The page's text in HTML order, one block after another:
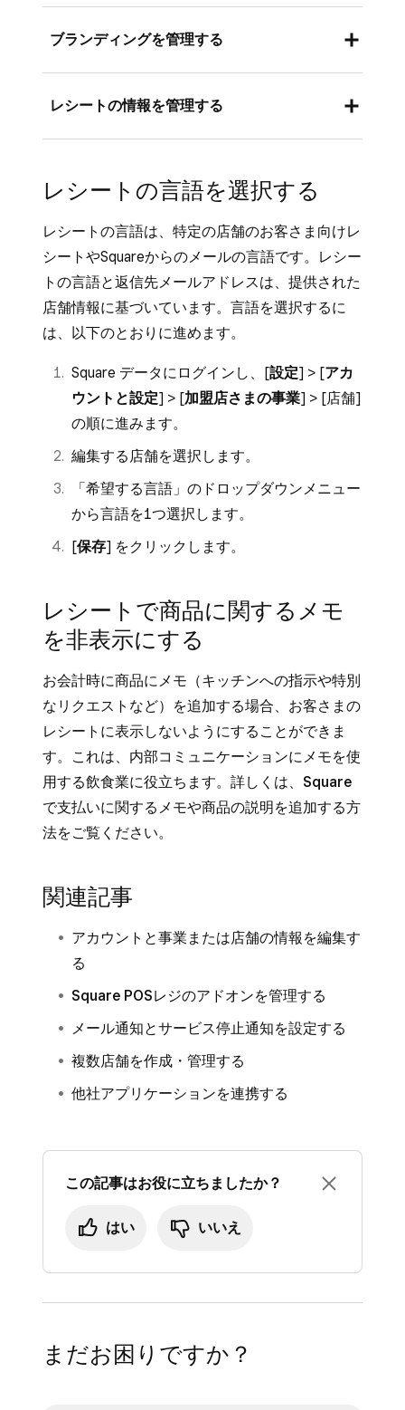
ブランディングを管理する
レシート、請求書、予約フロー、お会計画面な
Square データにログインし、[設定] > [
紹介] の順に移動します。
「ブランディング」で、[
+新規作成] をク
リックします。
[追加] を選択してフルサイズロゴやスモー
を選択します。[次へ] をクリックします。
[ レシート
] をクリックし、紙のレシートと
す。
POSレジ ] をクリックし、Square レジス
ターまたは モバイル のお客さま用の画面に
ブランディングを表示します。
をクリックし、メールまたは請求書の支払
いページでブランディングを確認します。
す。
ブランディングを適用する店舗を選択し、
公開 ] をクリックします。
ブランドのカラーやロゴを編集するには、作成
したブランディングセットの横にある鉛筆アイ
コンをクリックします。
る
ブランディングセットを作成したら、Square
レジスターのお客さま用の画面の表示設定を調
整できます。これを行うには、Square レジス
ターで [
設定 ] > [ ハードウェア ] > [お客さま用
業または店舗名を表示] や [ 待ち受け画面にプ
ロフィール画像を表示] をオンにできます。
レシートの情報を管理する
カウントと設定 ] > [支払い] > [レシート
「事業」で、[ 店舗を表示] をオンにする
と、レシートに店舗名が表示されます。
「連絡先」で、お客さまに提供可能な連絡
先情報を入力します。電話番号は自動的に
「追加のテキスト」で、[ 返品規則] または
[ カスタムテキスト
レシートの設定を確認し、[
紙のレシートから店舗の住所を削除するには、
以下のとおりに進めます。
カウントと設定] > [ マイビジネス ] > [ 店舗
の順に進みます。
クします。
事業または店舗の住所
] で、店舗の種類を
移動式店舗
] に変更します。
[保存] をクリックします。
レシートの言語を選択する
レシートの言語は、特定の店舗のお客さま向けレ
シートやSquareからのメールの言語です。レシー
トの言語と返信先メールアドレスは、提供された
店舗情報に基づいています。言語を選択するに
は、以下のとおりに進めます。
Square データにログインし、[設定] > [アカ
ウントと設定] > [加盟店さまの事業] > [店舗]
の順に進みます。
編集する店舗を選択します。
「希望する言語」のドロップダウンメニュー
から言語を1つ選択します。
[保存] をクリックします。
レシートで商品に関するメモ
を非表示にする
お会計時に商品にメモ（キッチンへの指示や特別
なリクエストなど）を追加する場合、お客さまの
レシートに表示しないようにすることができま
す。これは、内部コミュニケーションにメモを使
用する飲食業に役立ちます。詳しくは、 Square
で支払いに関するメモや商品の説明を追加する方
法をご覧ください。
関連記事
アカウントと事業または店舗の情報を編集す
る
Square POSレジのアドオンを管理する
メール通知とサービス停止通知を設定する
複数店舗を作成・管理する
他社アプリケーションを連携する
この記事はお役に立ちましたか？
はい いいえ
まだお困りですか？